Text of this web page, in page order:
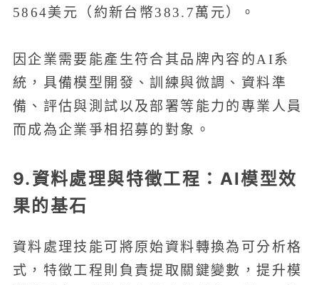
5864美元（約新台幣383.7萬元）。
因企業需要能產生符合其品牌內容的AI系
統，具備模型開發、訓練與微調、資料準
備、評估與測試以及部署等能力的專業人員
而成為企業爭相招募的對象。
9.資料處理與特徵工程：AI模型效
果的基石
資料處理技能可將原始資料轉換為可分析格
式，特徵工程則負責提取關鍵變數，提升模